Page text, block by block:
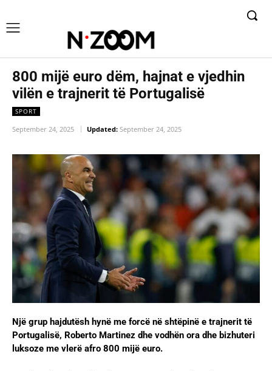
800 mijë euro dëm, hajnat e vjedhin
vilën e trajnerit të Portugalisë
SPORT
September 24, 2025 Updated: September 24, 2025
Një grup hajdutësh hynë me forcë në shtëpinë e trajnerit të
Portugalisë, Roberto Martinez dhe vodhën ora dhe bizhuteri
luksoze me vlerë afro 800 mijë euro.